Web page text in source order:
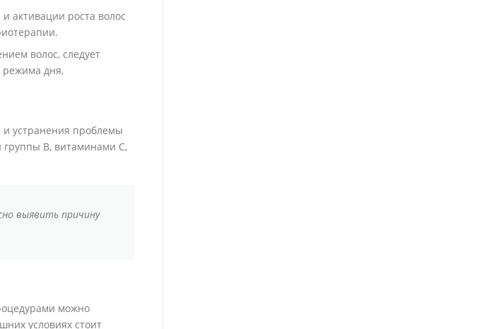
активации роста волос
волос, следует
режима дня,
устранения проблемы
В, витаминами С,
выявить причину
можно
условиях стоит